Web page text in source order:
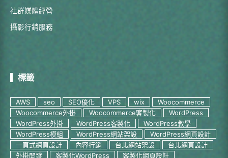
社群媒體經營
攝影行銷服務
標籤
AWS seo SEO優化 VPS wix
Woocommerce
Woocommerce外掛
Woocommerce客製化
WordPress
WordPress外掛
WordPress客製化
WordPress教學
WordPress模組
WordPress網站架設
WordPress網頁設計
一頁式網頁設計
內容行銷 台北網站架設
台北網頁設計
外掛開發
客製化WordPress 客製化網頁設計